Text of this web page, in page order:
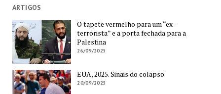
ARTIGOS
O tapete vermelho para um “ex-
terrorista” e a porta fechada para a
Palestina
26/09/2025
EUA, 2025. Sinais do colapso
20/09/2025